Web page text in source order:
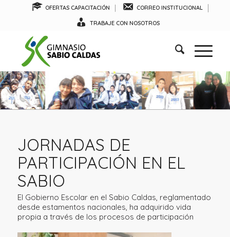
OFERTAS CAPACITACIÓN CORREO INSTITUCIONAL
TRABAJE CON NOSOTROS
JORNADAS DE
PARTICIPACIÓN EN EL
SABIO
El Gobierno Escolar en el Sabio Caldas, reglamentado
desde estamentos nacionales, ha adquirido vida
propia a través de los procesos de participación